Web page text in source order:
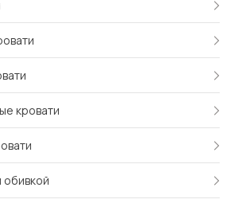
кровати
обивкой